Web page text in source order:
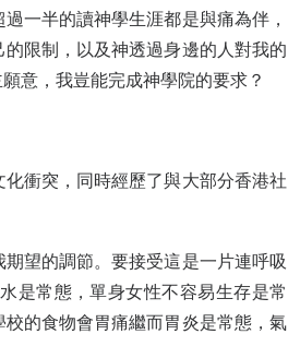
一半的讀神學生涯都是與痛為伴，
限制，以及神透過身邊的人對我的
意，我豈能完成神學院的要求？
衝突，同時經歷了與大部分香港社
望的調節。要接受這是一片連呼吸
是常態，單身女性不容易生存是常
的食物會胃痛繼而胃炎是常態，氣